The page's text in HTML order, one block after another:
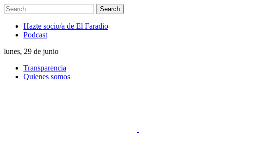
Hazte socio/a de El Faradio
Podcast
lunes, 29 de junio
Transparencia
Quienes somos